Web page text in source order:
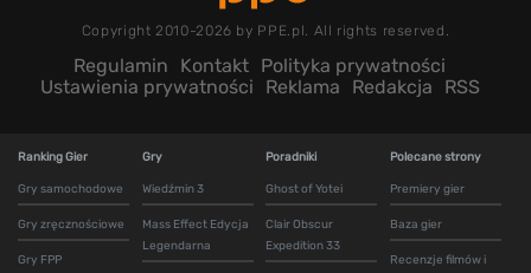
Copyright 2010-2026 by PPE.pl. All rights reserved.
Regulamin Kontakt Polityka prywatności
Ustawienia prywatności
Reklama Redakcja RSS
Ranking Gier
Gry samochodowe
Gry zręcznościowe
Gry FPP
Gry
Wiedźmin 3
Mass Effect Edycja
Legendarna
Poradniki
Ghost of Yotei
Clair Obscur
Expedition 33
Polecane strony
Premiery gier
Baza gier
Recenzje filmów i